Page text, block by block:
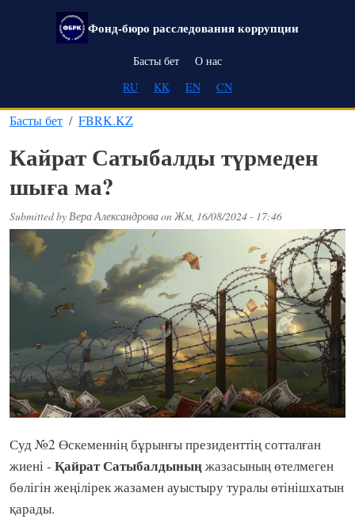
Skip to main content
Фонд-бюро расследования коррупции
Main navigation
Басты бет
О нас
RU
KK EN CN
Басты бет FBRK.KZ
Кайрат Сатыбалды түрмеден
шыға ма?
Submitted byВера АлександроваonЖм, 16/08/2024 - 17:46
Суд №2 Өскеменнің бұрынғы президенттің сотталған
жиені - Қайрат Сатыбалдыныңжазасының өтелмеген
бөлігін жеңілірек жазамен ауыстыру туралы өтінішхатын
қарады.